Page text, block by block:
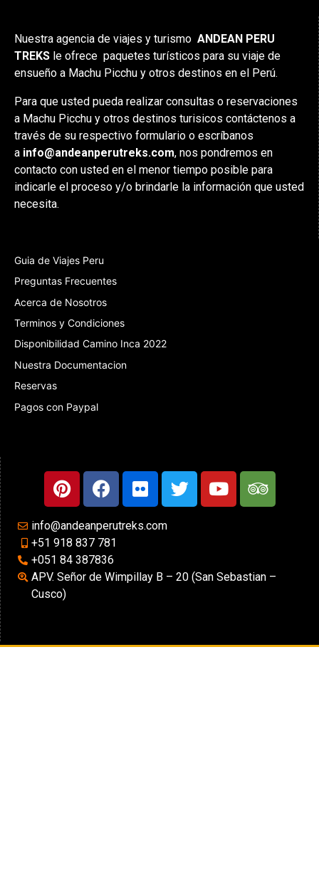
Nuestra agencia de viajes y turismo ANDEAN PERU
TREKS le ofrece paquetes turísticos para su viaje de
ensueño a Machu Picchu y otros destinos en el Perú.
Para que usted pueda realizar consultas o reservaciones
a Machu Picchu y otros destinos turisicos contáctenos a
través de su respectivo formulario o escríbanos
a info@andeanperutreks.com, nos pondremos en
contacto con usted en el menor tiempo posible para
indicarle el proceso y/o brindarle la información que usted
necesita.
Guia de Viajes Peru
Preguntas Frecuentes
Acerca de Nosotros
Terminos y Condiciones
Disponibilidad Camino Inca 2022
Nuestra Documentacion
Reservas
Pagos con Paypal
info@andeanperutreks.com
+51 918 837 781
+051 84 387836
APV. Señor de Wimpillay B – 20 (San Sebastian –
Cusco)